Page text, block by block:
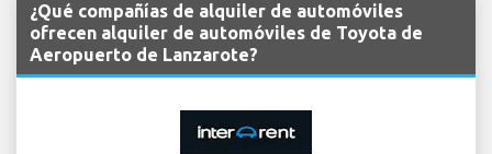
¿Qué compañías de alquiler de automóviles
ofrecen alquiler de automóviles de Toyota de
Aeropuerto de Lanzarote?